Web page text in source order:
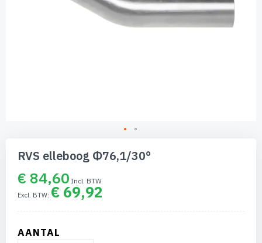
naar
begin
RVS elleboog Φ76,1/30°
€ 84,60
€ 69,92
AANTAL